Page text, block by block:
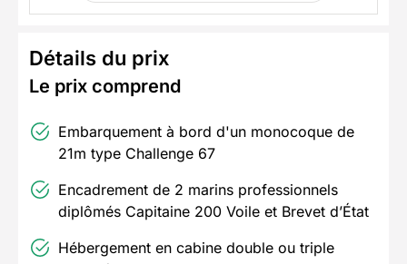
Détails du prix
Le prix comprend
Embarquement à bord d'un monocoque de
21m type Challenge 67
Encadrement de 2 marins professionnels
diplômés Capitaine 200 Voile et Brevet d’État
Hébergement en cabine double ou triple